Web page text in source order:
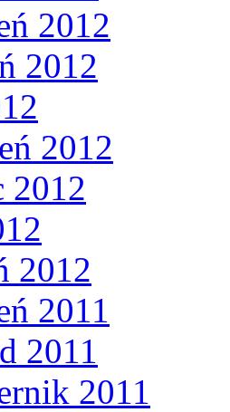
2012
2012
2012
2012
2012
2011
2011
2011